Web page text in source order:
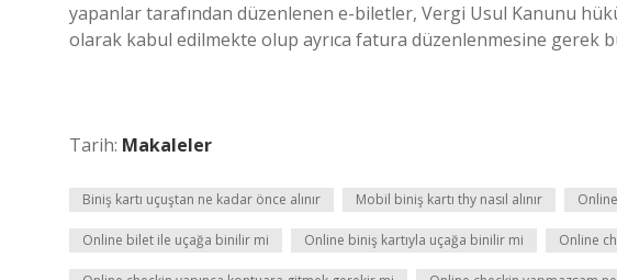
yapanlar tarafından düzenlenen e-biletler, Vergi Usul Kanunu
olarak kabul edilmekte olup ayrıca fatura düzenlenmesine gerek
Tarih: Makaleler
Biniş kartı uçuştan ne kadar önce alınır Mobil biniş kartı thy nasıl alınır
Online bilet ile uçağa binilir mi Online biniş kartıyla uçağa binilir mi Online